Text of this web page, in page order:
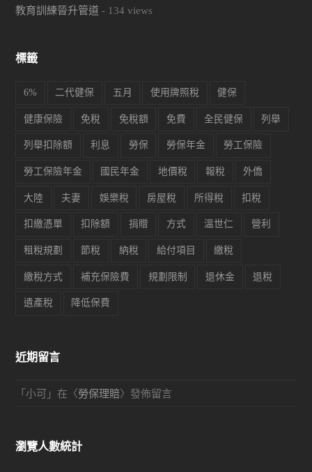
教育訓練晉升管道 - 134 views
標籤
6% 二代健保 五月 使用牌照稅 健保
健康保險 免稅 免稅額 免費 全民健保 列舉
列舉扣除額 利息 勞保 勞保年金 勞工保險
勞工保險年金 國民年金 地價稅 報稅 外僑
大陸 夫妻 娛樂稅 房屋稅 所得稅 扣稅
扣繳憑單 扣除額 捐贈 方式 溫世仁 營利
租稅規劃 節稅 納稅 給付項目 繳稅
繳稅方式 補充保險費 規劃限制 退休金 退稅
遺產稅 降低保費
近期留言
「 小可 」在〈勞保理賠〉發佈留言
瀏覽人數統計